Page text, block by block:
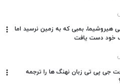
هیروشیما، بمبی که به زمین نرسید اما
خود دست یافت
جی پی تی زبان نهنگ ها را ترجمه